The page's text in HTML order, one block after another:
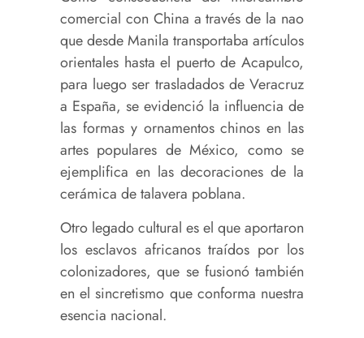
comercial con China a través de la nao
que desde Manila transportaba artículos
orientales hasta el puerto de Acapulco,
para luego ser trasladados de Veracruz
a España, se evidenció la influencia de
las formas y ornamentos chinos en las
artes populares de México, como se
ejemplifica en las decoraciones de la
cerámica de talavera poblana.
Otro legado cultural es el que aportaron
los esclavos africanos traídos por los
colonizadores, que se fusionó también
en el sincretismo que conforma nuestra
esencia nacional.